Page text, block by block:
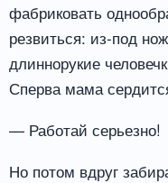
фабриковать
резвиться: из-под
длиннорукие
Сперва мама
— Работай серьезно!
Но потом вдруг